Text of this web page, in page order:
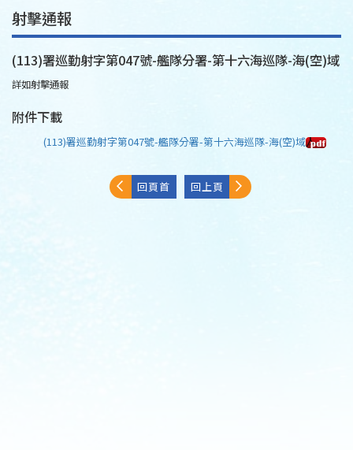
射擊通報
(113)署巡勤射字第047號-艦隊分署-第十六海巡隊-海(空)域
詳如射擊通報
附件下載
(113)署巡勤射字第047號-艦隊分署-第十六海巡隊-海(空)域
回頁首 回上頁